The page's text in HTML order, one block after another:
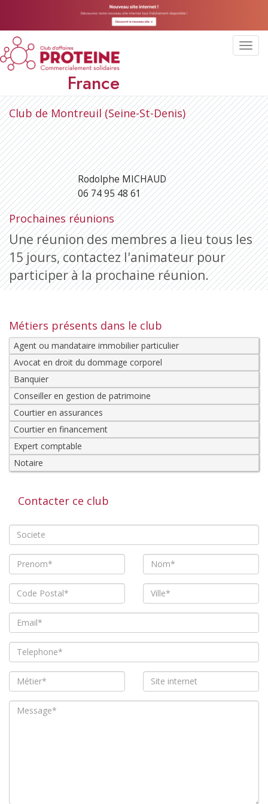
France
Club de Montreuil (Seine-St-Denis)
Rodolphe MICHAUD
06 74 95 48 61
Prochaines réunions
Une réunion des membres a lieu tous les
15 jours, contactez l'animateur pour
participer à la prochaine réunion.
Métiers présents dans le club
Agent ou mandataire immobilier particulier
Avocat en droit du dommage corporel
Banquier
Conseiller en gestion de patrimoine
Courtier en assurances
Courtier en financement
Expert comptable
Notaire
Contacter ce club